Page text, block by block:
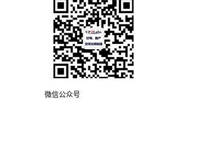
微信公众号